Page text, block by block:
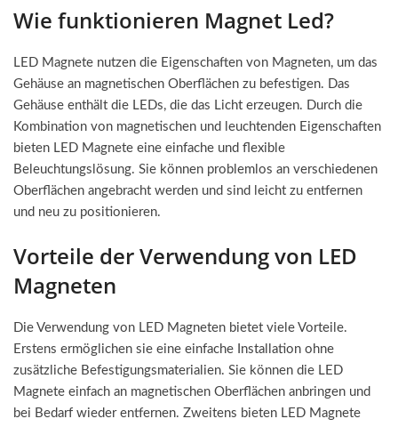
Wie funktionieren Magnet Led?
LED Magnete nutzen die Eigenschaften von Magneten, um das
Gehäuse an magnetischen Oberflächen zu befestigen. Das
Gehäuse enthält die LEDs, die das Licht erzeugen. Durch die
Kombination von magnetischen und leuchtenden Eigenschaften
bieten LED Magnete eine einfache und flexible
Beleuchtungslösung. Sie können problemlos an verschiedenen
Oberflächen angebracht werden und sind leicht zu entfernen
und neu zu positionieren.
Vorteile der Verwendung von LED
Magneten
Die Verwendung von LED Magneten bietet viele Vorteile.
Erstens ermöglichen sie eine einfache Installation ohne
zusätzliche Befestigungsmaterialien. Sie können die LED
Magnete einfach an magnetischen Oberflächen anbringen und
bei Bedarf wieder entfernen. Zweitens bieten LED Magnete